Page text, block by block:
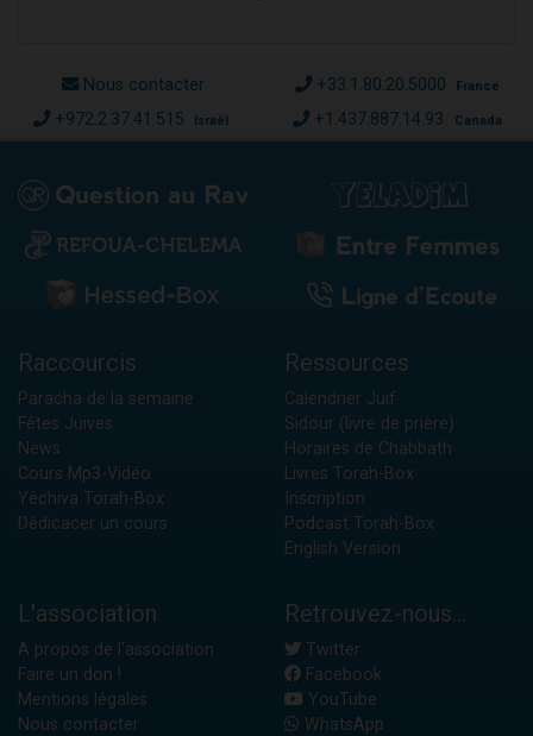
Nous contacter +33.1.80.20.5000 France
+972.2.37.41.515 Israël +1.437.887.14.93 Canada
Raccourcis
Paracha de la semaine
Fêtes Juives
News
Cours Mp3-Vidéo
Yéchiva Torah-Box
Dédicacer un cours
Ressources
Calendrier Juif
Sidour (livre de prière)
Horaires de Chabbath
Livres Torah-Box
Inscription
Podcast Torah-Box
English Version
L'association
A propos de l'association
Faire un don !
Mentions légales
Nous contacter
Retrouvez-nous...
Twitter
Facebook
YouTube
WhatsApp